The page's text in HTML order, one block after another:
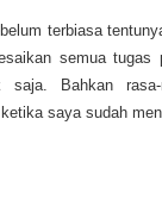
terbiasa
semua tugas
saja. Bahkan
saya sudah